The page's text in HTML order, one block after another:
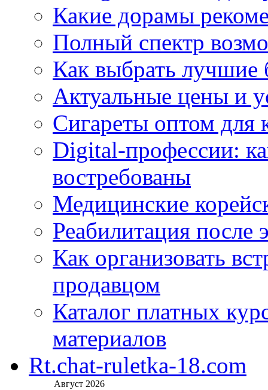
Какие дорамы
Полный спектр
Как выбрать
Актуальные цены и
Сигареты оптом для
Digital-профессии:
востребованы
Медицинские
Реабилитация после
Как организовать
продавцом
Каталог платных
материалов
Rt.chat-ruletka-18.com
Август 2026